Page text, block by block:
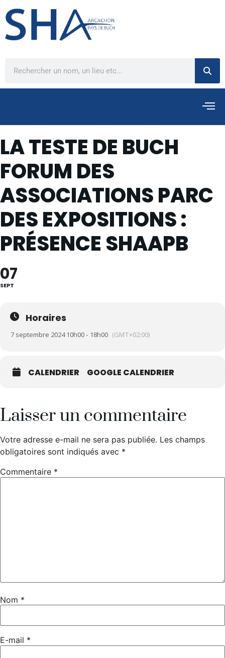
LA TESTE DE BUCH
FORUM DES
ASSOCIATIONS PARC
DES EXPOSITIONS :
PRÉSENCE SHAAPB
07
SEPT
Horaires
7 septembre 2024 10h00 - 18h00 (GMT+02:00)
CALENDRIER GOOGLE CALENDRIER
Laisser un commentaire
Votre adresse e-mail ne sera pas publiée. Les champs
obligatoires sont indiqués avec *
Commentaire *
Nom *
E-mail *